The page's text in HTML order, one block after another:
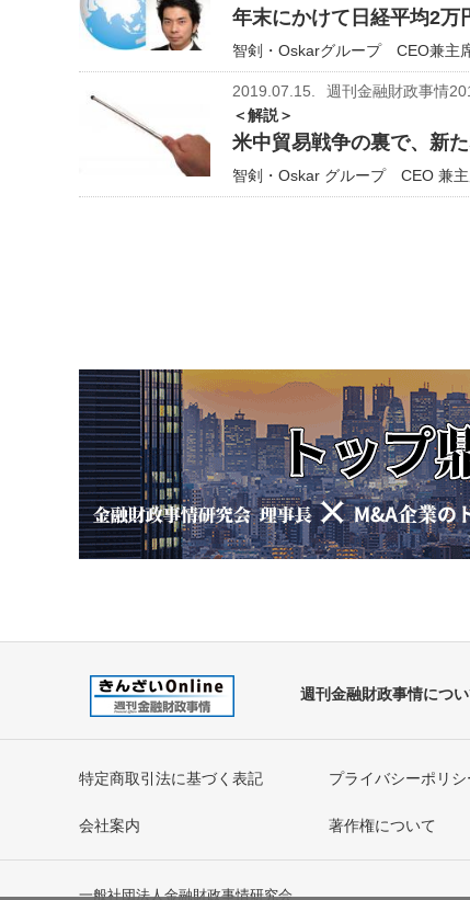
年末にかけて日経平均2万
智剣・Oskarグループ CEO兼主
2019.07.15.
週刊金融財政事情
＜解説＞
米中貿易戦争の裏で、新
智剣・Oskar グループ CEO 兼
週刊金融財政事情につ
特定商取引法に基づく表記 プライバシーポリシ
会社案内 著作権について
一般社団法人金融財政事情研究会